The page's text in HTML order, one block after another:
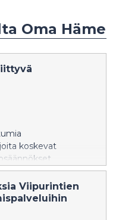
Oma Häme
koskevat
Viipurintien